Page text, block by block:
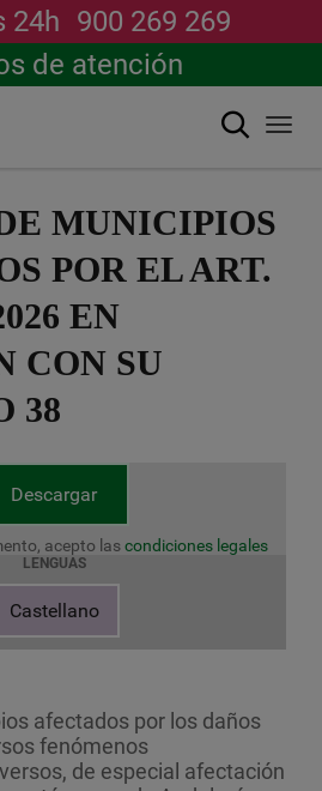
24h 900 269 269
de atención
Buscar
MUNICIPIOS
POR EL ART.
EN
CON SU
38
Descargar
acepto lascondiciones legales
LENGUAS
Castellano
afectados por los daños
fenómenos
de especial afectación